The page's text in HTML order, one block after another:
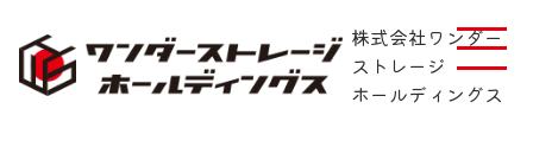
株式会社ワンダー
ストレージ
ホールディングス